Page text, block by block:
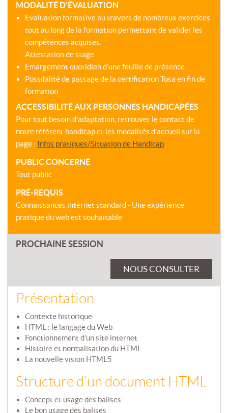
MODALITÉ D'ÉVALUATION
Evaluation formative au travers de nombreux exercices
tout au long de la formation permettant de valider les
compétences acquises.
Attestation de stage.
Emargement quotidien d’une feuille de présence
Possibilité de passage de la certification Tosa en fin de
formation
ACCESSIBILITÉ AUX PERSONNES HANDICAPÉES
Pour tout besoin d’adaptation, retrouver le contact de
notre référent handicap et les modalités d’accueil sur la
page : Infos pratiques/Situation de Handicap
PUBLIC CONCERNÉ
Tout public
PRÉ-REQUIS
Connaissances internet standard - Une expérience
pratique du web est souhaitable
PROCHAINE SESSION
NOUS CONSULTER
Présentation
Contexte historique
HTML : le langage du Web
Fonctionnement d’un site internet
Histoire et normalisation du HTML
La nouvelle vision HTML5
Structure d’un document HTML
Concept et usage des balises
Le bon usage des balises